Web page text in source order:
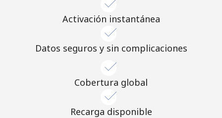
Activación instantánea
Datos seguros y sin complicaciones
Cobertura global
Recarga disponible